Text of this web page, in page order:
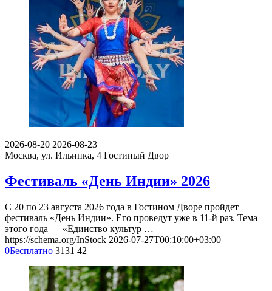
2026-08-20 2026-08-23
Москва, ул. Ильинка, 4 Гостиный Двор
Фестиваль «День Индии» 2026
С 20 по 23 августа 2026 года в Гостином Дворе пройдет
фестиваль «День Индии». Его проведут уже в 11-й раз. Тема
этого года — «Единство культур …
https://schema.org/InStock 2026-07-27T00:10:00+03:00
0Бесплатно 3131 42